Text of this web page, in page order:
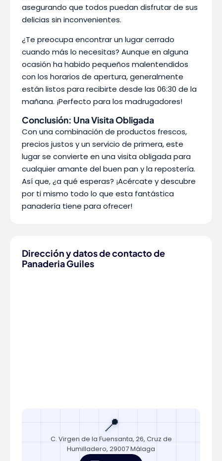
asegurando que todos puedan disfrutar de sus
delicias sin inconvenientes.
¿Te preocupa encontrar un lugar cerrado
cuando más lo necesitas? Aunque en alguna
ocasión ha habido pequeños malentendidos
con los horarios de apertura, generalmente
están listos para recibirte desde las 06:30 de la
mañana. ¡Perfecto para los madrugadores!
Conclusión: Una Visita Obligada
Con una combinación de productos frescos,
precios justos y un servicio de primera, este
lugar se convierte en una visita obligada para
cualquier amante del buen pan y la repostería.
Así que, ¿a qué esperas? ¡Acércate y descubre
por ti mismo todo lo que esta fantástica
panadería tiene para ofrecer!
Dirección y datos de contacto de
Panaderia Guiles
📍
C. Virgen de la Fuensanta, 26, Cruz de
Humilladero, 29007 Málaga